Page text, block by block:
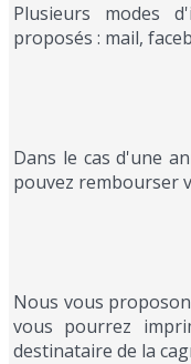
Plusieurs modes
proposés : mail,
Dans le cas d'une
pouvez rembourser
Nous vous
vous pourrez
destinataire de la